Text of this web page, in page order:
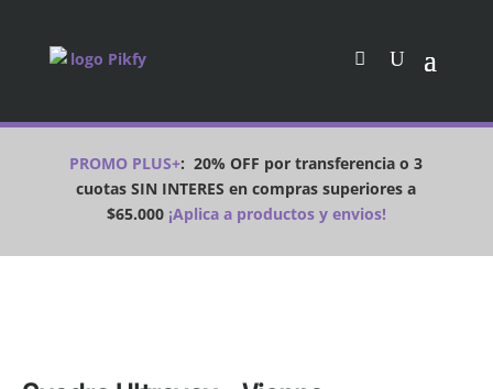
PROMO PLUS+:20% OFF por transferencia o 3
cuotas SIN INTERES en compras superiores a
$65.000¡Aplica a productos y envios!